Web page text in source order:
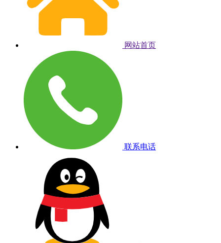
网站首页
联系电话